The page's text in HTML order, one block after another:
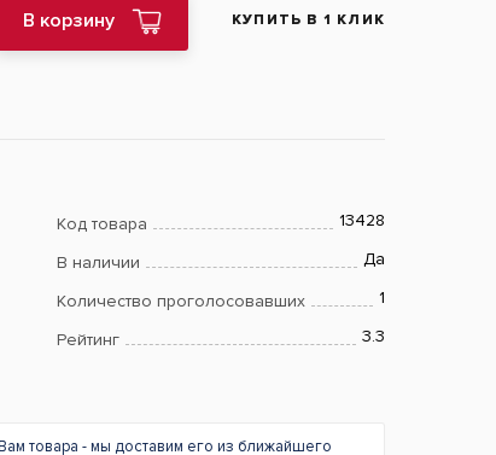
В корзину КУПИТЬ В 1 КЛИК
Код товара 13428
В наличии Да
Количество проголосовавших 1
Рейтинг
3.3
товара - мы доставим его из ближайшего